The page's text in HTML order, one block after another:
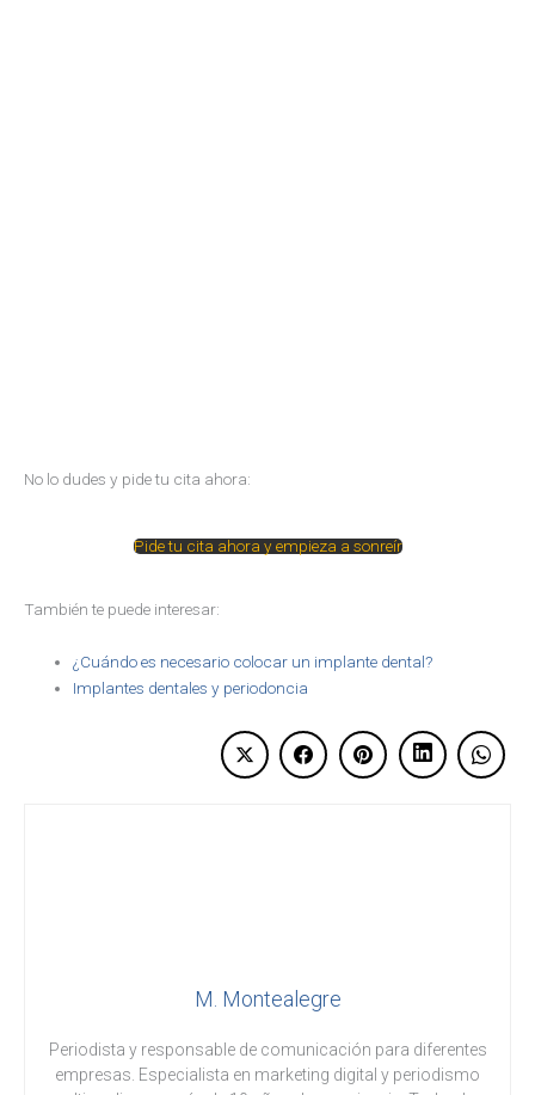
No lo dudes y pide tu cita ahora:
Pide tu cita ahora y empieza a sonreír
También te puede interesar:
¿Cuándo es necesario colocar un implante dental?
Implantes dentales y periodoncia
M. Montealegre
Periodista y responsable de comunicación para diferentes
empresas. Especialista en marketing digital y periodismo